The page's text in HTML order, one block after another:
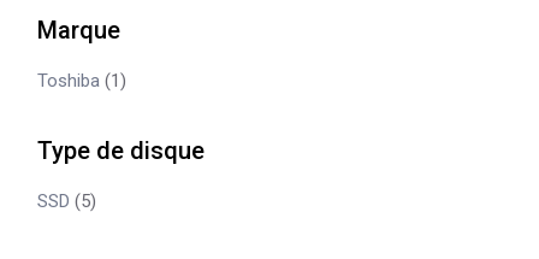
Marque
Toshiba (1)
Type de disque
SSD (5)